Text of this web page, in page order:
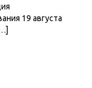
19 августа